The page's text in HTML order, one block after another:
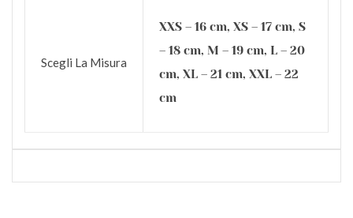
Scegli La Misura
XXS – 16 cm, XS – 17 cm, S
– 18 cm, M – 19 cm, L – 20
cm, XL – 21 cm, XXL – 22
cm